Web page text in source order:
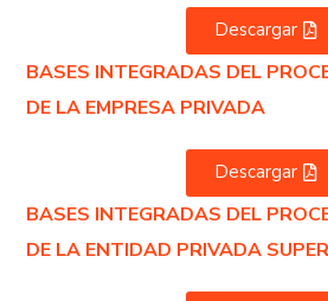
Descargar
BASES INTEGRADAS DEL
DE LA EMPRESA PRIVADA
Descargar
BASES INTEGRADAS DEL
DE LA ENTIDAD PRIVADA